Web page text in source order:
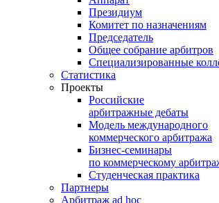
Президиум
Комитет по назначениям
Председатель
Общее собрание арбитров
Специализированные
Статистика
Проекты
Российские
арбитражные дебаты
Модель международного
коммерческого арбитража
Бизнес-семинары
по коммерческому
Студенческая практика
Партнеры
Арбитраж ad hoc